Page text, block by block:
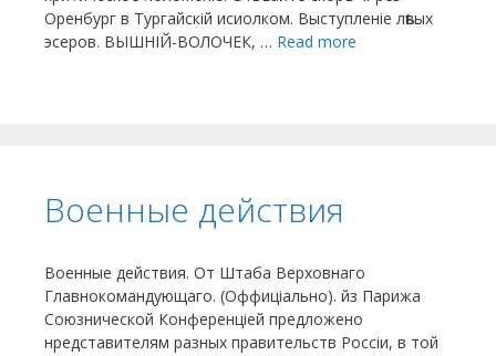
Оренбург в Тургайскій исиолком. Выступленіе лѣвых
эсеров. ВЫШНІЙ-ВОЛОЧЕК, … Read more
Военные действия
Военные действия. От Штаба Верховнаго
Главнокомандующаго. (Оффиціально). йз Парижа
Союзнической Конференціей предложено
нредставителям разных правительств Россіи, в той